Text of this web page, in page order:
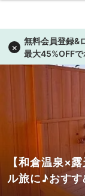
【和倉温泉×
ル旅に♪おす